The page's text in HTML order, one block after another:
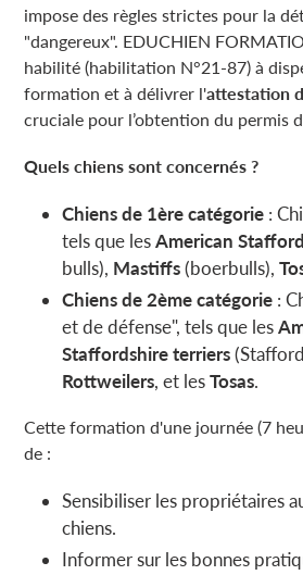
impose des règles strictes pour la
"dangereux". EDUCHIEN
habilité (habilitation N°21-87) à
formation et à délivrer l'attestation
cruciale pour l’obtention du permis
Quels chiens sont concernés ?
Chiens de 1ère catégorie :
tels que lesAmerican
bulls), Mastiffs(boerbulls),
Chiens de 2ème catégorie :
et de défense", tels que les
Staffordshire terriers
Rottweilers, et lesTosas.
Cette formation d'une journée (7
de :
Sensibiliser les propriétaires
chiens.
Informer sur les bonnes